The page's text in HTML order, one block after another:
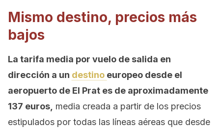
Mismo destino, precios más
bajos
La tarifa media por vuelo de salida en
dirección a un destino europeo desde el
aeropuerto de El Prat es de aproximadamente
137 euros, media creada a partir de los precios
estipulados por todas las líneas aéreas que desde